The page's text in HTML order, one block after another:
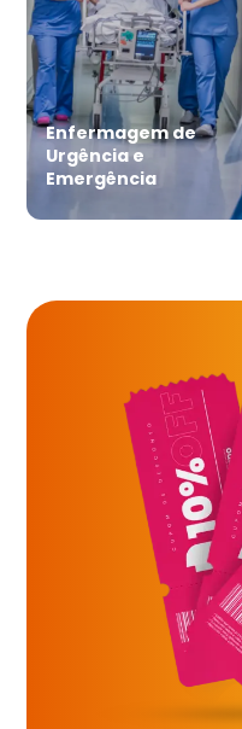
Enfermagem de
Urgência e
Emergência